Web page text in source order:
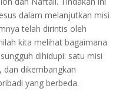
dalam melanjutkan misi
telah dirintis oleh
kita melihat bagaimana
dihidupi: satu misi
dan dikembangkan
yang berbeda.